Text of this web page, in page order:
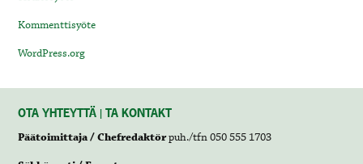
Kommenttisyöte
WordPress.org
OTA YHTEYTTÄ | TA KONTAKT
Päätoimittaja / Chefredaktörpuh./tfn 050 555 1703